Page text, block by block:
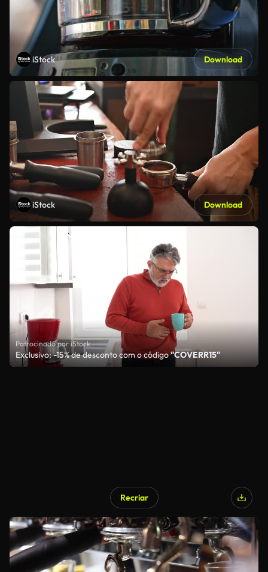
iStock Download
iStock Download
Patrocinado por iStock
Exclusivo: -15% de desconto com o código"COVERR15"
Recriar